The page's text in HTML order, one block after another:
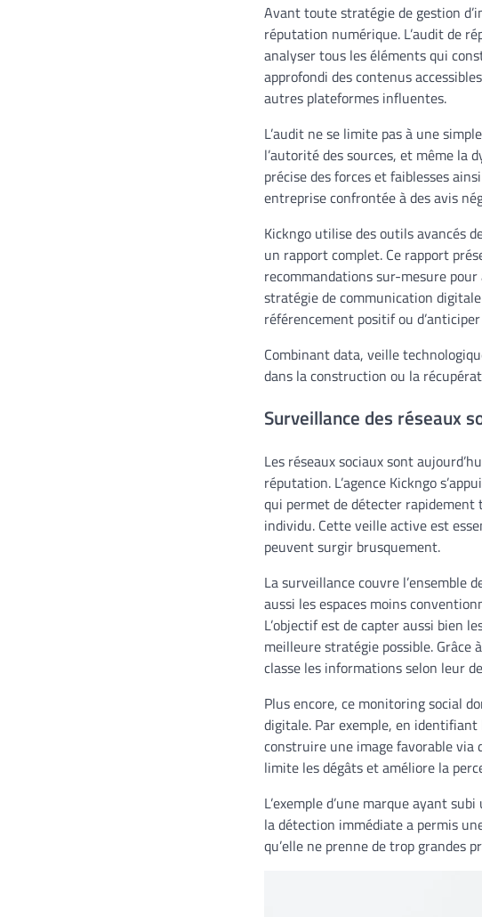
Avant toute stratégie de gestion
réputation numérique. L’audit de
analyser tous les éléments qui
approfondi des contenus
autres plateformes influentes.
L’audit ne se limite pas à une
l’autorité des sources, et même la
précise des forces et faiblesses
entreprise confrontée à des avis
Kickngo utilise des outils avancés
un rapport complet. Ce rapport
recommandations sur-mesure
stratégie de communication
référencement positif ou
Combinant data, veille
dans la construction ou la
Surveillance des réseaux
Les réseaux sociaux sont
réputation. L’agence Kickngo
qui permet de détecter rapidement
individu. Cette veille active est
peuvent surgir brusquement.
La surveillance couvre l’ensemble
aussi les espaces moins
L’objectif est de capter aussi bien
meilleure stratégie possible. Grâce
classe les informations selon leur
Plus encore, ce monitoring social
digitale. Par exemple, en
construire une image favorable via
limite les dégâts et améliore la
L’exemple d’une marque ayant
la détection immédiate a permis
qu’elle ne prenne de trop grandes